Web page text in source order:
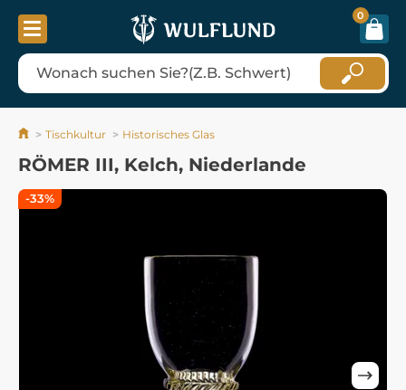
0
Tischkultur Historisches Glas
RÖMER III, Kelch, Niederlande
-33%